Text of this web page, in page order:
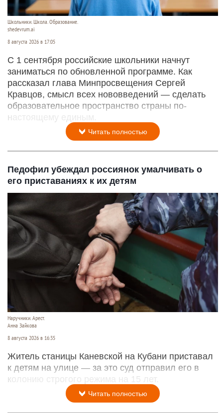
Школьники. Школа. Образование.
shedevrum.ai
8 августа 2026 в 17:05
С 1 сентября российские школьники начнут
заниматься по обновленной программе. Как
рассказал глава Минпросвещения Сергей
Кравцов, смысл всех нововведений — сделать
образовательное пространство страны по-
настоящему единым.
Читать полностью
Педофил убеждал россиянок умалчивать о
его приставаниях к их детям
Наручники. Арест.
Анна Зайкова
8 августа 2026 в 16:35
Житель станицы Каневской на Кубани приставал
к детям на улице — за это суд отправил его в
колонию строгого режима на 15 лет.
Читать полностью